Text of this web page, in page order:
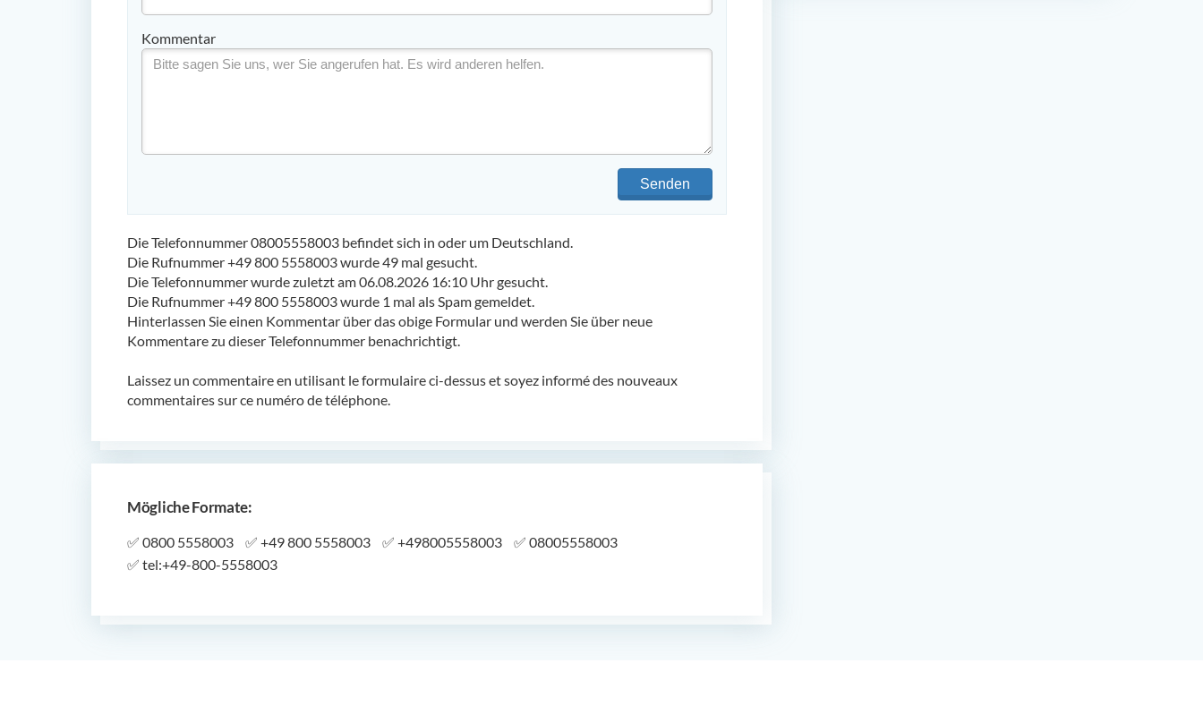
Kommentar
Senden
Die Telefonnummer 08005558003 befindet sich in oder um Deutschland.
Die Rufnummer +49 800 5558003 wurde 49 mal gesucht.
Die Telefonnummer wurde zuletzt am 06.08.2026 16:10 Uhr gesucht.
Die Rufnummer +49 800 5558003 wurde 1 mal als Spam gemeldet.
Hinterlassen Sie einen Kommentar über das obige Formular und werden Sie über neue
Kommentare zu dieser Telefonnummer benachrichtigt.
Laissez un commentaire en utilisant le formulaire ci-dessus et soyez informé des nouveaux
commentaires sur ce numéro de téléphone.
Mögliche Formate:
✅ 0800 5558003 ✅ +49 800 5558003 ✅ +498005558003 ✅ 08005558003
✅ tel:+49-800-5558003